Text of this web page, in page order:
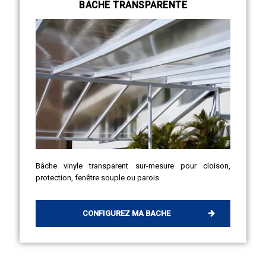
BACHE TRANSPARENTE
Bâche vinyle transparent sur-mesure pour cloison,
protection, fenêtre souple ou parois.
CONFIGUREZ MA BACHE